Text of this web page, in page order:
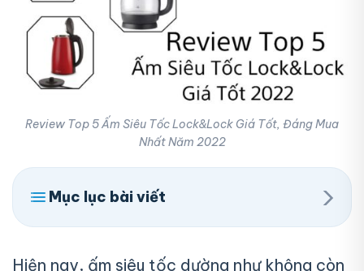
Review Top 5 Ấm Siêu Tốc Lock&Lock Giá Tốt, Đáng Mua
Nhất Năm 2022
Mục lục bài viết ›
Hiện nay, ấm siêu tốc dường như không còn